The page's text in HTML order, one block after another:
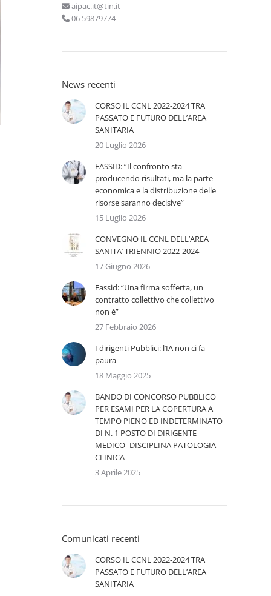
aipac.it@tin.it
06 59879774
News recenti
CORSO IL CCNL 2022-2024 TRA
PASSATO E FUTURO DELL’AREA
SANITARIA
20 Luglio 2026
FASSID: “Il confronto sta
producendo risultati, ma la parte
economica e la distribuzione delle
risorse saranno decisive”
15 Luglio 2026
CONVEGNO IL CCNL DELL’AREA
SANITA’ TRIENNIO 2022-2024
17 Giugno 2026
Fassid: “Una firma sofferta, un
contratto collettivo che collettivo
non è”
27 Febbraio 2026
I dirigenti Pubblici: l’IA non ci fa
paura
18 Maggio 2025
BANDO DI CONCORSO PUBBLICO
PER ESAMI PER LA COPERTURA A
TEMPO PIENO ED INDETERMINATO
DI N. 1 POSTO DI DIRIGENTE
MEDICO -DISCIPLINA PATOLOGIA
CLINICA
3 Aprile 2025
Comunicati recenti
CORSO IL CCNL 2022-2024 TRA
PASSATO E FUTURO DELL’AREA
SANITARIA